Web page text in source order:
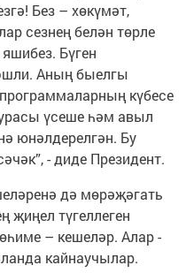
Без – хөкүмәт,
сезнең белән төрле
Бүген
Аның быелгы
күбесе
үсеше һәм авыл
юнәлдерелгән. Бу
- диде Президент.
дә мөрәҗәгать
җиңел түгеллеген
– кешеләр. Алар -
кайнаучылар.